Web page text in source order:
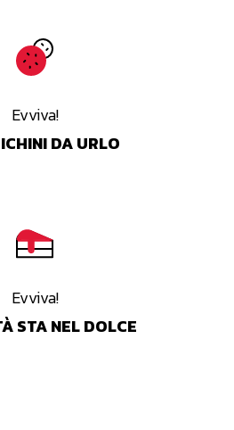
Evviva!
DA URLO
Evviva!
STA NEL DOLCE